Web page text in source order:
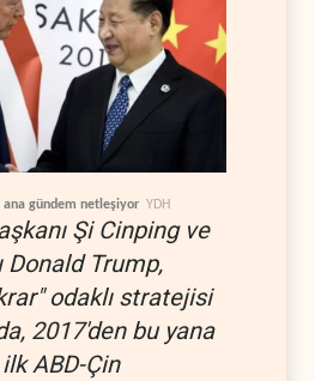
ana gündem netleşiyor YDH
Şi Cinping ve
Donald Trump,
odaklı stratejisi
2017'den bu yana
ABD-Çin